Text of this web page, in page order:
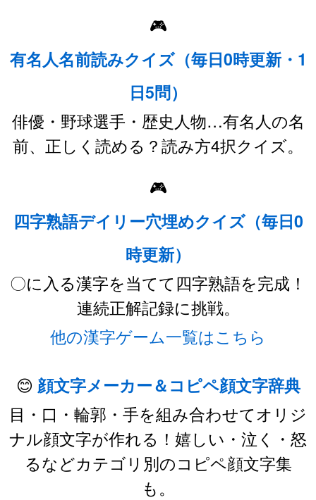
🎮
有名人名前読みクイズ（毎日0時更新・1
日5問）
俳優・野球選手・歴史人物…有名人の名
前、正しく読める？読み方4択クイズ。
🎮
四字熟語デイリー穴埋めクイズ（毎日0
時更新）
〇に入る漢字を当てて四字熟語を完成！
連続正解記録に挑戦。
他の漢字ゲーム一覧はこちら
😊 顔文字メーカー＆コピペ顔文字辞典
目・口・輪郭・手を組み合わせてオリジ
ナル顔文字が作れる！嬉しい・泣く・怒
るなどカテゴリ別のコピペ顔文字集
も。